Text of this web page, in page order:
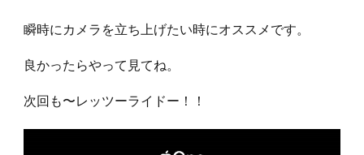
瞬時にカメラを立ち上げたい時にオススメです。
良かったらやって見てね。
次回も〜レッツーライドー！！